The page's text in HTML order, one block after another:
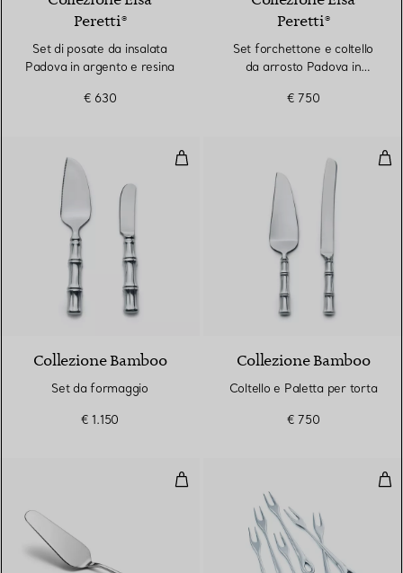
Peretti®
Set di posate da insalata
Padova in argento e resina
€ 630
Peretti®
Set forchettone e coltello
da arrosto Padova in
€ 750
Set da formaggio
Collezione Bamboo
Set da formaggio
€ 1.150
Collezione Bamboo
Coltello e Paletta per torta
€ 750
Paletta per torte in argento